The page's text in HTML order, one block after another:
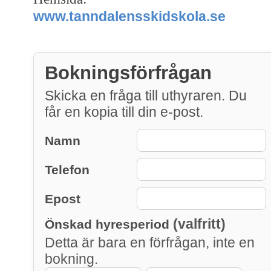
www.tanndalensskidskola.se
Bokningsförfrågan
Skicka en fråga till uthyraren. Du
får en kopia till din e-post.
Namn
Telefon
Epost
Önskad hyresperiod (valfritt)
Detta är bara en förfrågan, inte en
bokning.